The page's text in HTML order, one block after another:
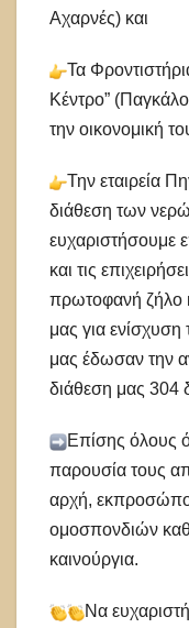
Αχαρνές) και
Τα
Κέντρο”
την οικονομική
Την εταιρεία
διάθεση των
ευχαριστήσουμε
και τις
πρωτοφανή ζήλο
μας για
μας έδωσαν την
διάθεση μας 304
Επίσης όλους
παρουσία τους
αρχή,
ομοσπονδιών
καινούργια.
Να